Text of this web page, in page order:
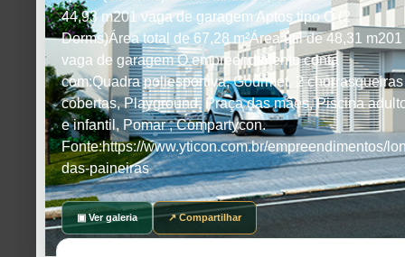
44,93 m201 vaga de garagem Aptos tipo C (2
Dorms)Área total de 67,28 m²Área útil de 48,31 m201
vaga de garagem O empreendimento conta
com:Quadra poliesportiva, Gourmet, 2 churrasqueiras
cobertas, Playground, Praça das mães, Piscina
e infantil, Pomar , Compartycon.
Fonte:https://www.yticon.com.br/empreendimentos/
das-paineiras
▣ Ver galeria ↗ Compartilhar